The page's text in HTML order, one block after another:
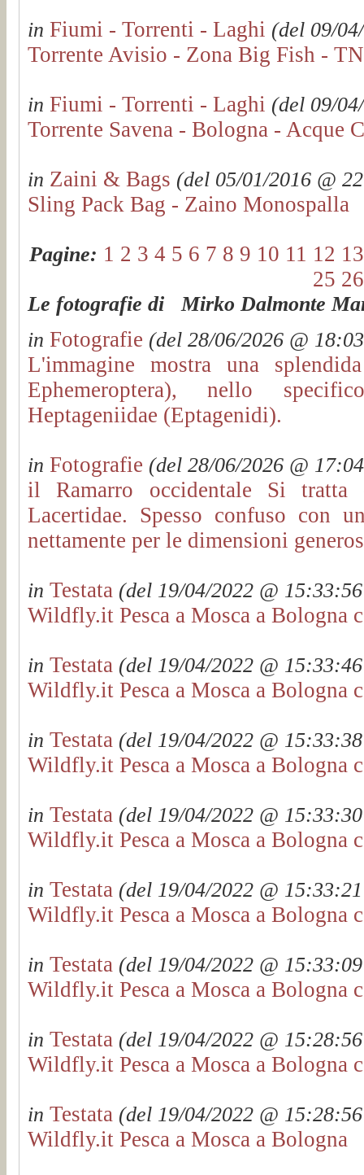
in Fiumi - Torrenti - Laghi (del 09/
Torrente Avisio - Zona Big Fish - TN
in Fiumi - Torrenti - Laghi (del 09/
Torrente Savena - Bologna - Acque
in Zaini & Bags (del 05/01/2016 @
Sling Pack Bag - Zaino Monospalla
Pagine: 1 2 3 4 5 6 7 8 9 10 11 12 13
25 26
Le fotografie di Mirko Dalmonte
in Fotografie (del 28/06/2026 @
L'immagine mostra una
Ephemeroptera), nello
Heptageniidae (Eptagenidi).
in Fotografie (del 28/06/2026 @
il Ramarro occidentale Si
Lacertidae. Spesso confuso con
nettamente per le dimensioni
in Testata (del 19/04/2022 @
Wildfly.it Pesca a Mosca a Bologna
in Testata (del 19/04/2022 @
Wildfly.it Pesca a Mosca a Bologna
in Testata (del 19/04/2022 @
Wildfly.it Pesca a Mosca a Bologna
in Testata (del 19/04/2022 @
Wildfly.it Pesca a Mosca a Bologna
in Testata (del 19/04/2022 @
Wildfly.it Pesca a Mosca a Bologna
in Testata (del 19/04/2022 @
Wildfly.it Pesca a Mosca a Bologna
in Testata (del 19/04/2022 @
Wildfly.it Pesca a Mosca a Bologna
in Testata (del 19/04/2022 @
Wildfly.it Pesca a Mosca a Bologna